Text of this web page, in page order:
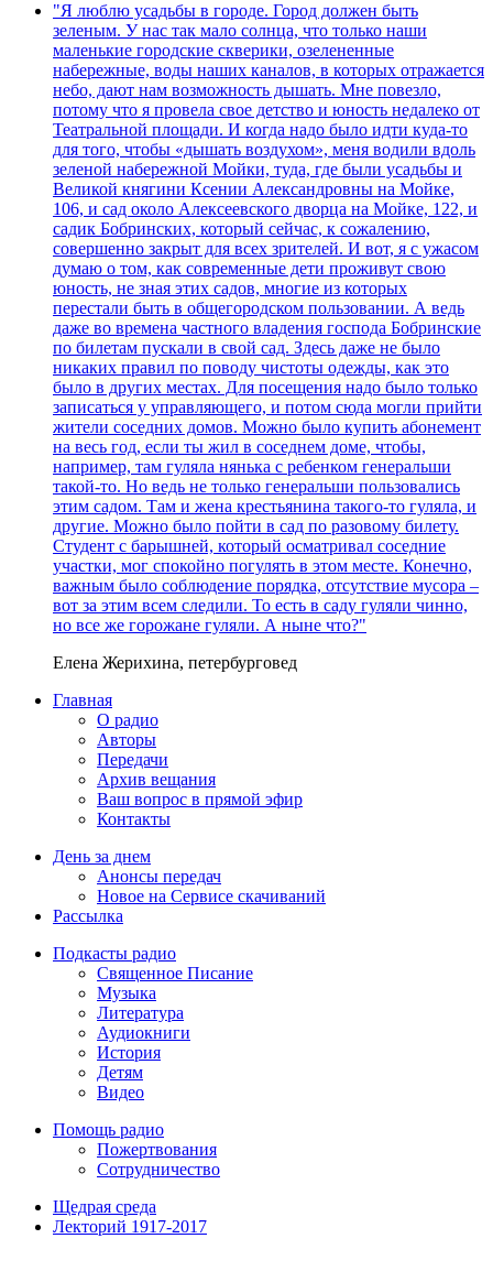
"Я люблю усадьбы в городе. Город должен быть
зеленым. У нас так мало солнца, что только наши
маленькие городские скверики, озелененные
набережные, воды наших каналов, в которых отражается
небо, дают нам возможность дышать. Мне повезло,
потому что я провела свое детство и юность недалеко от
Театральной площади. И когда надо было идти куда-то
для того, чтобы «дышать воздухом», меня водили вдоль
зеленой набережной Мойки, туда, где были усадьбы и
Великой княгини Ксении Александровны на Мойке,
106, и сад около Алексеевского дворца на Мойке, 122, и
садик Бобринских, который сейчас, к сожалению,
совершенно закрыт для всех зрителей. И вот, я с ужасом
думаю о том, как современные дети проживут свою
юность, не зная этих садов, многие из которых
перестали быть в общегородском пользовании. А ведь
даже во времена частного владения господа Бобринские
по билетам пускали в свой сад. Здесь даже не было
никаких правил по поводу чистоты одежды, как это
было в других местах. Для посещения надо было только
записаться у управляющего, и потом сюда могли прийти
жители соседних домов. Можно было купить абонемент
на весь год, если ты жил в соседнем доме, чтобы,
например, там гуляла нянька с ребенком генеральши
такой-то. Но ведь не только генеральши пользовались
этим садом. Там и жена крестьянина такого-то гуляла, и
другие. Можно было пойти в сад по разовому билету.
Студент с барышней, который осматривал соседние
участки, мог спокойно погулять в этом месте. Конечно,
важным было соблюдение порядка, отсутствие мусора –
вот за этим всем следили. То есть в саду гуляли чинно,
но все же горожане гуляли. А ныне что?"
Елена Жерихина, петербурговед
Главная
О радио
Авторы
Передачи
Архив вещания
Ваш вопрос в прямой эфир
Контакты
День за днем
Анонсы передач
Новое на Сервисе скачиваний
Рассылка
Подкасты радио
Священное Писание
Музыка
Литература
Аудиокниги
История
Детям
Видео
Помощь радио
Пожертвования
Сотрудничество
Щедрая среда
Лекторий 1917-2017